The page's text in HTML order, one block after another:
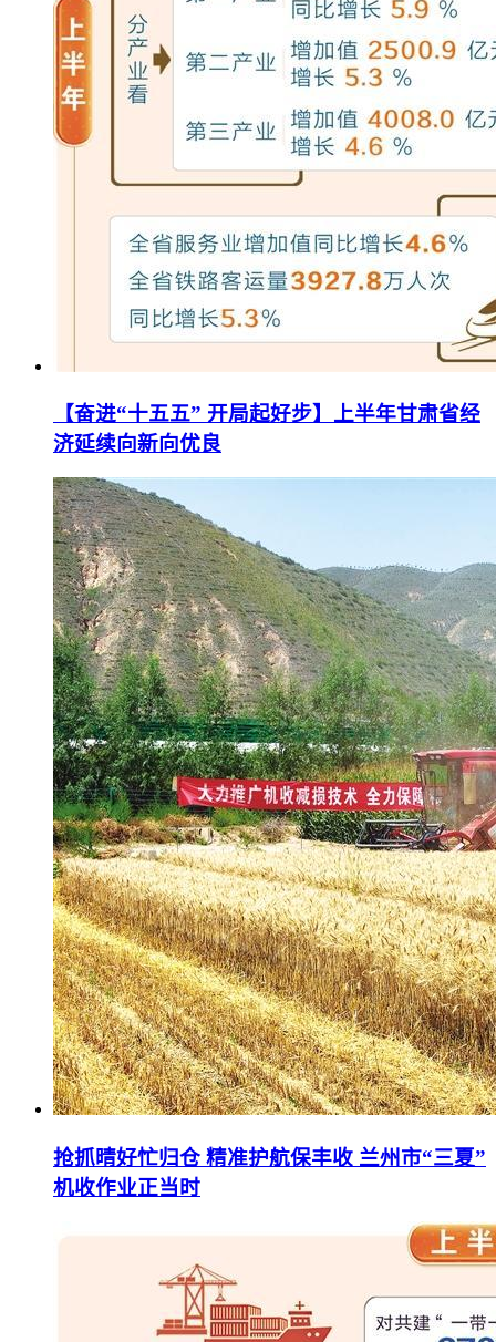
【奋进“十五五” 开局起好步】上半年甘肃省经
济延续向新向优良
抢抓晴好忙归仓 精准护航保丰收 兰州市“三夏”
机收作业正当时